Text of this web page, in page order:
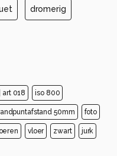
dromerig
art 018 iso 800
50mm foto
vloer zwart jurk